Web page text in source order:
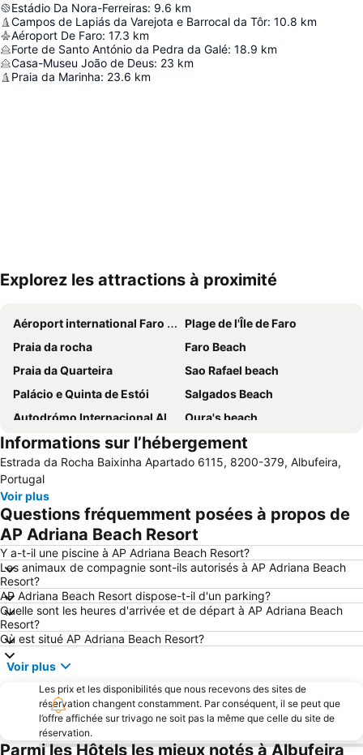
Estádio Da Nora-Ferreiras: 9.6 km
Campos de Lapiás da Varejota e Barrocal da Tôr: 10.8 km
Aéroport De Faro: 17.3 km
Forte de Santo António da Pedra da Galé: 18.9 km
Casa-Museu João de Deus: 23 km
Praia da Marinha: 23.6 km
Explorez les attractions à proximité
Aéroport international Faro - Gago Coutinho
Plage de l'Île de Faro
Praia da rocha
Faro Beach
Praia da Quarteira
Sao Rafael beach
Palácio e Quinta de Estói
Salgados Beach
Autodrómo Internacional Algarve
Oura's beach
Balaia Golf Village
Fuseta(Mar) Beach
Plage de l'île de Tavira
Olhos de Água
Zoomarine
Albufeira Train Station
Marina Vilamoura
Galé Beach
Marina Faro
Carvoeiro
Albandeira Beach
AlgarveShopping
Meia Praia
Praia da Ilha da Armona
Areias de São João
Barra da Fuseta Beach
Port de Plaisance de Lagos
Carvoeiro Beach
Pinhão beach
Falesia Beach
Plage de Marinha
Aveiros
Pescadores Beach
do Vau
Informations sur l’hébergement
Estrada da Rocha Baixinha Apartado 6115, 8200-379, Albufeira,
Portugal
Voir plus
Questions fréquemment posées à propos de
AP Adriana Beach Resort
Y a-t-il une piscine à AP Adriana Beach Resort?
Les animaux de compagnie sont-ils autorisés à AP Adriana Beach
Resort?
AP Adriana Beach Resort dispose-t-il d'un parking?
Quelle sont les heures d'arrivée et de départ à AP Adriana Beach
Resort?
Où est situé AP Adriana Beach Resort?
Voir plus
Les prix et les disponibilités que nous recevons des sites de
réservation changent constamment. Par conséquent, il se peut que
l’offre affichée sur trivago ne soit pas la même que celle du site de
réservation.
Parmi les Hôtels les mieux notés à Albufeira